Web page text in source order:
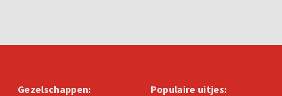
Gezelschappen: Populaire uitjes: